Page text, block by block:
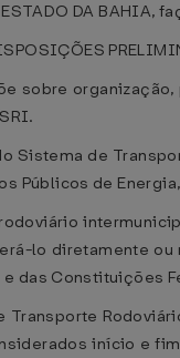
ESTADO DA
sobre
Sistema de
Públicos de
lo diretamente
e das Constituições
Transporte
início e